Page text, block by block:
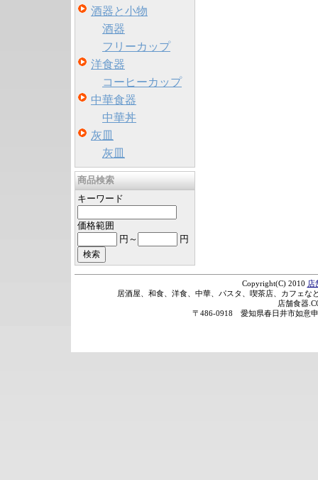
酒器と小物
酒器
フリーカップ
洋食器
コーヒーカップ
中華食器
中華丼
灰皿
灰皿
商品検索
キーワード
価格範囲
円～
円
Copyright(C) 2010 店
居酒屋、和食、洋食、中華、パスタ、喫茶店、カフェ
店舗食器
〒486-0918 愛知県春日井市如意